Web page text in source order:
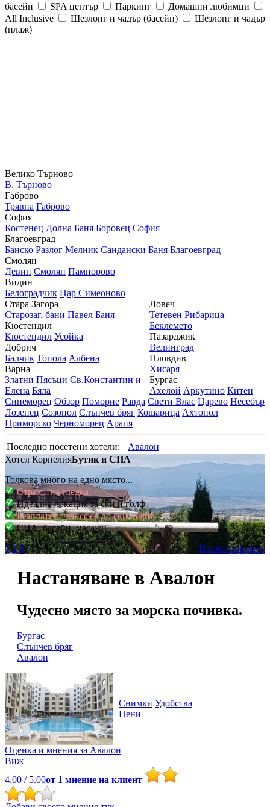
басейн
SPA център Паркинг
Домашни любимци
All Inclusive
Шезлонг и чадър (басейн)
Шезлонг и чадър
(плаж)
Велико Търново
В. Търново
Габрово
Трявна Габрово
София
Костенец Долна Баня Боровец София
Благоевград
Банско Разлог Мелник Сандански Баня Благоевград
Смолян
Девин Смолян Пампорово
Видин
Белоградчик Цар Симеоново
Стара Загора
Старозаг. бани Павел Баня
Кюстендил
Кюстендил Усойка
Добрич
Балчик Топола Албена
Варна
Златни Пясъци Св.Константин и
Елена Бяла
Ловеч
Тетевен Рибарица
Беклемето
Пазарджик
Велинград
Пловдив
Хисаря
Бургас
Ахелой Аркутино Китен
Синеморец Обзор Поморие Равда Свети Влас Царево Несебър
Лозенец Созопол Слънчев бряг Кошарица Ахтопол
Приморско Черноморец Арапя
Последно посетени хотели:
Авалон
Хотел КорнелияБутик и СПА
Толкова много на едно място...
Страхотна гледка!
Идеална локация за ски и голф
Безплатен трансфер до ски лифта
СПА, басейн, масажи
Прочети повече
1 2 3
Настаняване в Авалон
Чудесно място за морска почивка.
Бургас
Слънчев бряг
Авалон
Снимки Удобства
Цени
Оценка и мнения за Авалон
Виж
4.00 / 5.00от 1 мнение на клиент